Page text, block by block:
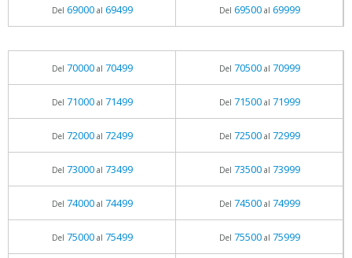
Del 69000al 69499 Del 69500al 69999
Del 70000al 70499 Del 70500al 70999
Del 71000al 71499 Del 71500al 71999
Del 72000al 72499 Del 72500al 72999
Del 73000al 73499 Del 73500al 73999
Del 74000al 74499 Del 74500al 74999
Del 75000al 75499 Del 75500al 75999